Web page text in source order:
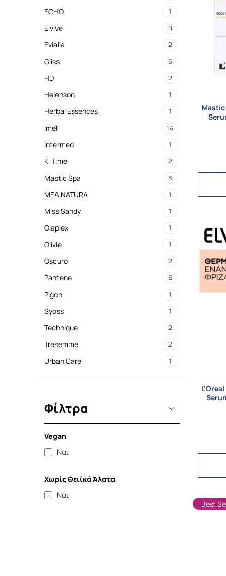
ECHO 1
Elvive 8
Evialia 2
Gliss 5
HD 2
Helenson 1
Herbal Essences 1
Imel 14
Intermed 1
K-Time 2
Mastic Spa 3
MEA NATURA 1
Miss Sandy 1
Olaplex 1
Olivie 1
Oscuro 2
Pantene 6
Pigon 1
Syoss 1
Technique 2
Tresemme 2
Urban Care 1
Φίλτρα
Vegan
Ναι
Χωρίς Θειϊκά Άλατα
Ναι
Mastic
Best